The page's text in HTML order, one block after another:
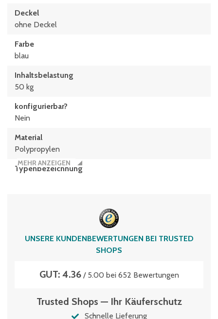
Deckel
ohne Deckel
Farbe
blau
Inhaltsbelastung
50 kg
konfigurierbar?
Nein
Material
Polypropylen
Typen­be­zeich­nung
MEHR ANZEIGEN
UNSERE KUNDENBEWERTUNGEN BEI TRUSTED
SHOPS
GUT: 4.36/ 5.00 bei 652 Bewertungen
Trusted Shops — Ihr Käuferschutz
Schnelle Lieferung